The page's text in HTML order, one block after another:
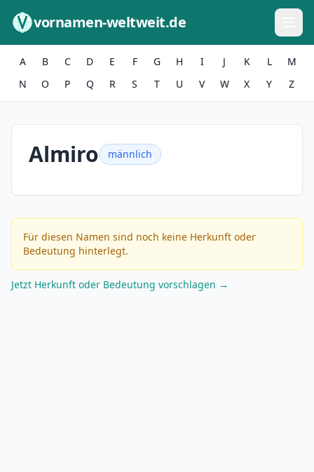
vornamen-weltweit.de
A B C D E F G H I J K L
M
N
O P Q R S T U V W X Y Z
Almiro männlich
Für diesen Namen sind noch keine Herkunft oder
Bedeutung hinterlegt.
Jetzt Herkunft oder Bedeutung vorschlagen →